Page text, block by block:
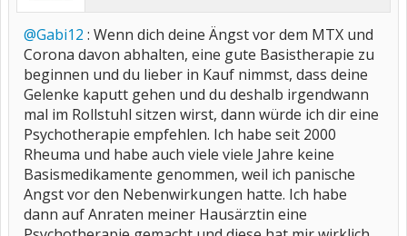
@Gabi12 : Wenn dich deine Ängst vor dem MTX und
Corona davon abhalten, eine gute Basistherapie zu
beginnen und du lieber in Kauf nimmst, dass deine
Gelenke kaputt gehen und du deshalb irgendwann
mal im Rollstuhl sitzen wirst, dann würde ich dir eine
Psychotherapie empfehlen. Ich habe seit 2000
Rheuma und habe auch viele viele Jahre keine
Basismedikamente genommen, weil ich panische
Angst vor den Nebenwirkungen hatte. Ich habe
dann auf Anraten meiner Hausärztin eine